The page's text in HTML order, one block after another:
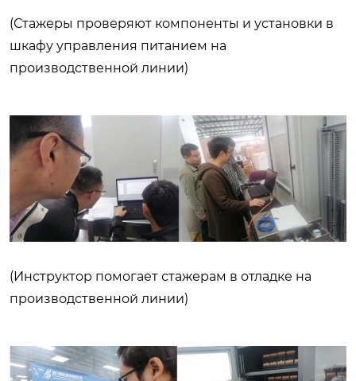
(Стажеры проверяют компоненты и установки в
шкафу управления питанием на
производственной линии)
(Инструктор помогает стажерам в отладке на
производственной линии)